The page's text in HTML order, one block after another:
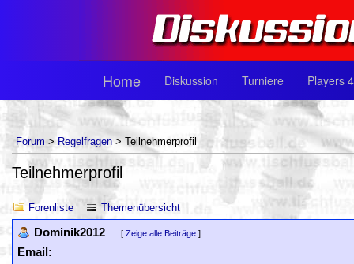
Home Diskussion Turniere Players
Forum > Regelfragen > Teilnehmerprofil
Teilnehmerprofil
Forenliste Themenübersicht
Dominik2012 [ Zeige alle Beiträge ]
Email: